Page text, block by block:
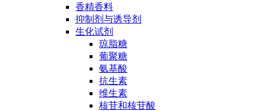
香精香料
抑制剂与诱导剂
生化试剂
琼脂糖
葡聚糖
氨基酸
抗生素
维生素
核苷和核苷酸